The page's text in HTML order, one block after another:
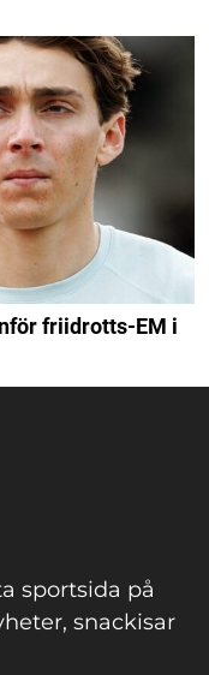
friidrotts-EM i
sportsida på
snackisar